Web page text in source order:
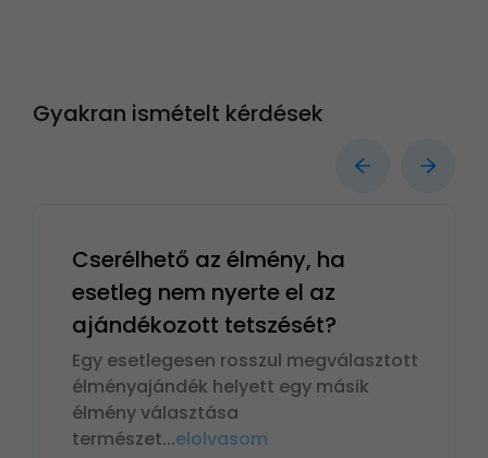
Gyakran ismételt kérdések
Cserélhető az élmény, ha
esetleg nem nyerte el az
ajándékozott tetszését?
Egy esetlegesen rosszul megválasztott
élményajándék helyett egy másik
élmény választása
természet...elolvasom